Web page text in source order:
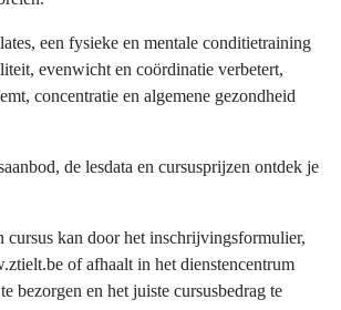
een fysieke en mentale conditietraining
evenwicht en coördinatie verbetert,
concentratie en algemene gezondheid
de lesdata en cursusprijzen ontdek je
cursus kan door het inschrijvingsformulier,
of afhaalt in het dienstencentrum
bezorgen en het juiste cursusbedrag te